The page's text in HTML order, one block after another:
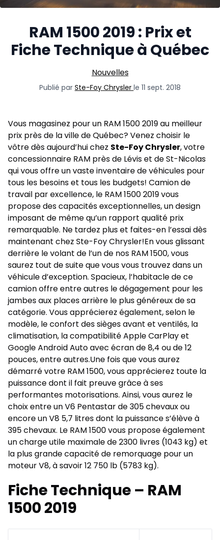
RAM 1500 2019 : Prix et
Fiche Technique à Québec
Nouvelles
Publié par Ste-Foy Chrysler le 11 sept. 2018
Vous magasinez pour un RAM 1500 2019au meilleur
prix près de la ville de Québec? Venez choisir le
vôtre dès aujourd’hui chez Ste-Foy Chrysler, votre
concessionnaire RAM près de Lévis et de St-Nicolas
qui vous offre un vaste inventaire de véhicules pour
tous les besoins et tous les budgets! Camion de
travail par excellence, le RAM 1500 2019 vous
propose des capacités exceptionnelles, un design
imposant de même qu’un rapport qualité prix
remarquable. Ne tardez plus et faites-en l’essai dès
maintenant chez Ste-Foy Chrysler!En vous glissant
derrière le volant de l’un de nos RAM 1500, vous
saurez tout de suite que vous vous trouvez dans un
véhicule d’exception. Spacieux, l’habitacle de ce
camion offre entre autres le dégagement pour les
jambes aux places arrière le plus généreux de sa
catégorie. Vous apprécierez également, selon le
modèle, le confort des sièges avant et ventilés, la
climatisation, la compatibilité Apple CarPlay et
Google Android Auto avec écran de 8,4 ou de 12
pouces, entre autres.Une fois que vous aurez
démarré votre RAM 1500, vous apprécierez toute la
puissance dont il fait preuve grâce à ses
performantes motorisations. Ainsi, vous aurez le
choix entre un V6 Pentastar de 305 chevaux ou
encore un V8 5,7 litres dont la puissance s’élève à
395 chevaux. Le RAM 1500 vous propose également
un charge utile maximale de 2300 livres (1043 kg) et
la plus grandecapacité de remorquage pour un
moteur V8, à savoir 12 750 lb (5783 kg).
Fiche Technique – RAM
1500 2019